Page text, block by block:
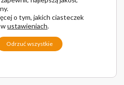
charakter informacyjno-edukacyjny.
nie mają na celu zastąpienia
oraz nie mogą być podstawą
zwierzęcia. W przypadku podejrzenia
indywidualną konsultację
o tym, jakich ciasteczek
ustawieniach.
Odrzuć wszystkie